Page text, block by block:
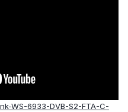
WS-6933-DVB-S2-FTA-C-